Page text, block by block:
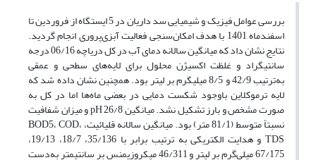
بررسی عوامل فیزیک و شیمیایی سد داریان در 5 ایستگاه از فروردین تا
اسفندماه 1401 با هدف امکان‌سنجی فعالیت آبزی‌پروری انجام گردید.
نتایج نشان داد که میانگین سالانه دمای آب در کل دریاچه 06/16 درجه
سانتی‎گراد و غلظت اکسیژن محلول برای لایه‌های سطحی و عمقی
به‌ترتیب 42/9 و 8/5 میلی‎گرم بر لیتر بود. همچنین نشان داده شد که
صورت مشخص و بارز تشکیل نشد. میانگین pH 26/8 و میزان شفافیت
نسبتاً متوسط (81/1 متر) بود. میانگین سالانه قلیائیت، BOD5، COD،
TDS و هدایت الکتریکی به ترتیب برابر با 35/136، 18/7، 19/13،
67/175 میلی‌گرم بر لیتر و 46/311 میکروزیمنس بر سانتی‎متر به‌دست